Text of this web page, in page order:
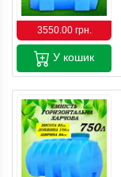
3550.00 грн.
У кошик